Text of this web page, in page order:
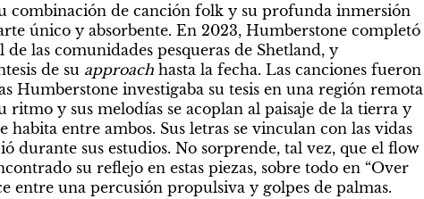
combinación de canción folk y su profunda inmersión
único y absorbente. En 2023, Humberstone completó
una tesis doctoral sobre el lenguaje ritual de las comunidades pesqueras de Shetland, y
de su approach hasta la fecha. Las canciones fueron
Humberstone investigaba su tesis en una región remota
ritmo y sus melodías se acoplan al paisaje de la tierra y
entre ambos. Sus letras se vinculan con las vidas
durante sus estudios. No sorprende, tal vez, que el flow
su reflejo en estas piezas, sobre todo en “Over
entre una percusión propulsiva y golpes de palmas.